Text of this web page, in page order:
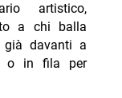
artistico,
a chi balla
già davanti a
o in fila per